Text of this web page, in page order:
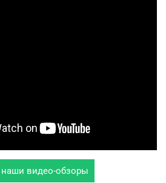
видео-обзоры